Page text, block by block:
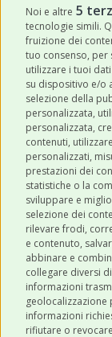
Noi e altre 5
tecnologie simili.
fruizione dei
tuo consenso,
utilizzare i tuoi
su dispositivo e/o
selezione della
personalizzata,
personalizzata,
contenuti,
personalizzati,
prestazioni dei
statistiche o la
sviluppare e
selezione dei
rilevare frodi,
e contenuto,
abbinare e
collegare diversi
informazioni
geolocalizzazione
informazioni
rifiutare o
Robinson